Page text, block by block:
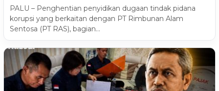
PALU – Penghentian penyidikan dugaan tindak pidana
korupsi yang berkaitan dengan PT Rimbunan Alam
Sentosa (PT RAS), bagian…